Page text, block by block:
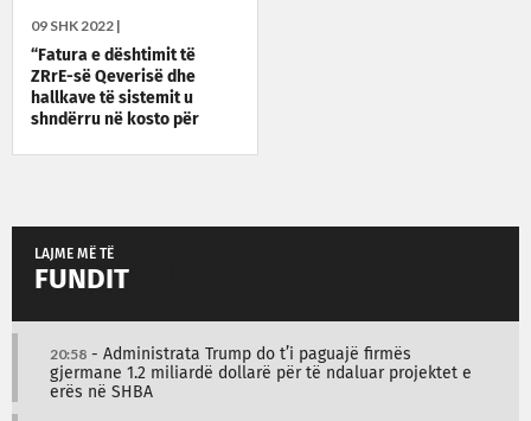
09 SHK 2022 |
“Fatura e dështimit të
ZRrE-së Qeverisë dhe
hallkave të sistemit u
shndërru në kosto për
LAJME MË TË
FUNDIT
20:58 - Administrata Trump do t’i paguajë firmës
gjermane 1.2 miliardë dollarë për të ndaluar projektet e
erës në SHBA